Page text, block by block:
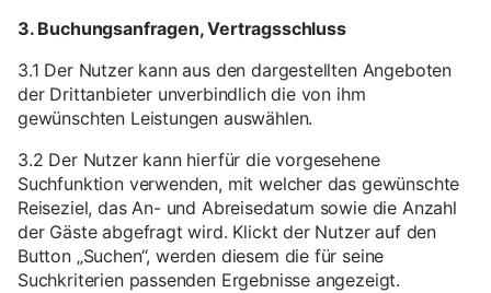
3. Buchungsanfragen, Vertragsschluss
3.1 Der Nutzer kann aus den dargestellten Angeboten
der Drittanbieter unverbindlich die von ihm
gewünschten Leistungen auswählen.
3.2 Der Nutzer kann hierfür die vorgesehene
Suchfunktion verwenden, mit welcher das gewünschte
Reiseziel, das An- und Abreisedatum sowie die Anzahl
der Gäste abgefragt wird. Klickt der Nutzer auf den
Button „Suchen“, werden diesem die für seine
Suchkriterien passenden Ergebnisse angezeigt.